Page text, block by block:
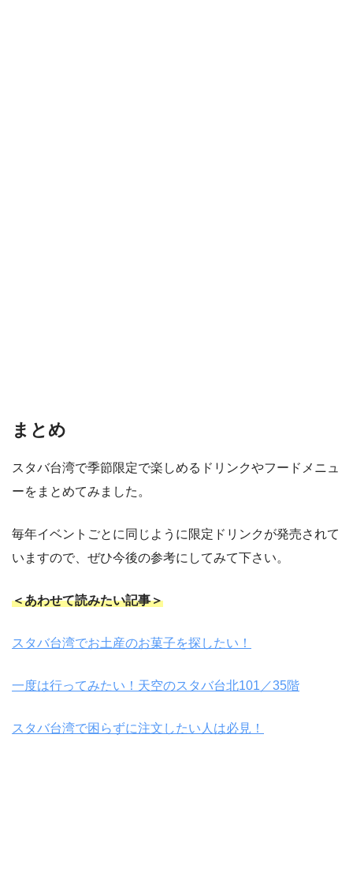
まとめ
スタバ台湾で季節限定で楽しめるドリンクやフードメニュ
ーをまとめてみました。
毎年イベントごとに同じように限定ドリンクが発売されて
いますので、ぜひ今後の参考にしてみて下さい。
＜あわせて読みたい記事＞
スタバ台湾でお土産のお菓子を探したい！
一度は行ってみたい！天空のスタバ台北101／35階
スタバ台湾で困らずに注文したい人は必見！